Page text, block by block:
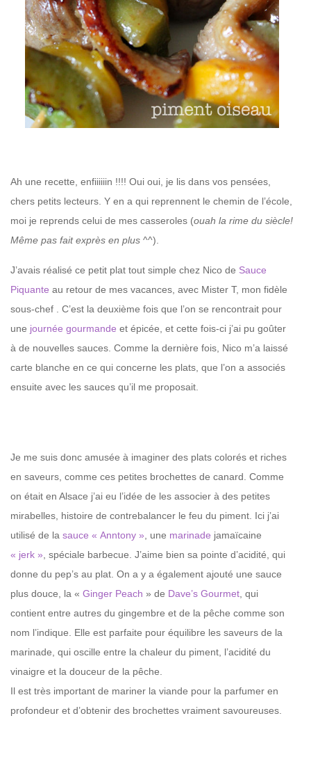
Ah une recette, enfiiiiiin !!!! Oui oui, je lis dans vos pensées,
chers petits lecteurs. Y en a qui reprennent le chemin de l’école,
moi je reprends celui de mes casseroles (ouah la rime du siècle!
Même pas fait exprès en plus ^^).
J’avais réalisé ce petit plat tout simple chez Nico de Sauce
Piquante au retour de mes vacances, avec Mister T, mon fidèle
sous-chef . C’est la deuxième fois que l’on se rencontrait pour
une journée gourmande et épicée, et cette fois-ci j’ai pu goûter
à de nouvelles sauces. Comme la dernière fois, Nico m’a laissé
carte blanche en ce qui concerne les plats, que l’on a associés
ensuite avec les sauces qu’il me proposait.
Je me suis donc amusée à imaginer des plats colorés et riches
en saveurs, comme ces petites brochettes de canard. Comme
on était en Alsace j’ai eu l’idée de les associer à des petites
mirabelles, histoire de contrebalancer le feu du piment. Ici j’ai
utilisé de la sauce « Anntony », une marinade jamaïcaine
« jerk », spéciale barbecue. J’aime bien sa pointe d’acidité, qui
donne du pep’s au plat. On a y a également ajouté une sauce
plus douce, la « Ginger Peach » de Dave’s Gourmet, qui
contient entre autres du gingembre et de la pêche comme son
nom l’indique. Elle est parfaite pour équilibre les saveurs de la
marinade, qui oscille entre la chaleur du piment, l’acidité du
vinaigre et la douceur de la pêche.
Il est très important de mariner la viande pour la parfumer en
profondeur et d’obtenir des brochettes vraiment savoureuses.